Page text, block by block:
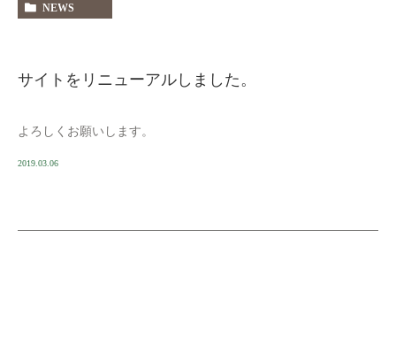
NEWS
サイトをリニューアルしました。
よろしくお願いします。
2019.03.06